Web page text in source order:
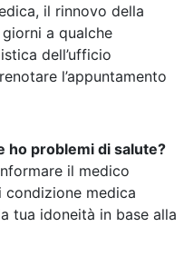
il rinnovo della
a qualche
dell’ufficio
l’appuntamento
ho problemi di salute?
il medico
medica
tua idoneità in base alla